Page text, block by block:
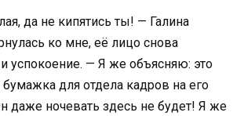
да не кипятись ты! — Галина
ко мне, её лицо снова
и успокоение. — Я же объясняю: это
для отдела кадров на его
даже ночевать здесь не будет! Я же